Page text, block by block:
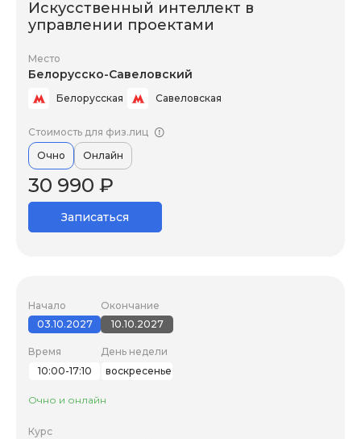
Искусственный интеллект в
управлении проектами
Место
Белорусско-Савеловский
Белорусская Савеловская
Стоимость для физ.лиц
Очно
Онлайн
30 990 ₽
Записаться
Начало
03.10.2027
Окончание
10.10.2027
Время
10:00-17:10
День недели
воскресенье
Очно и онлайн
Курс